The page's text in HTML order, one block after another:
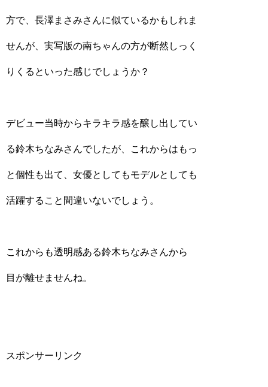
方で、長澤まさみさんに似ているかもしれま
せんが、実写版の南ちゃんの方が断然しっく
りくるといった感じでしょうか？
デビュー当時からキラキラ感を醸し出してい
る鈴木ちなみさんでしたが、これからはもっ
と個性も出て、女優としてもモデルとしても
活躍すること間違いないでしょう。
これからも透明感ある鈴木ちなみさんから
目が離せませんね。
スポンサーリンク